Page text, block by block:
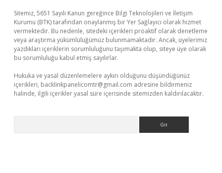
Sitemiz, 5651 Sayılı Kanun gereğince Bilgi Teknolojileri ve İletişim
Kurumu (BTK) tarafından onaylanmış bir Yer Sağlayıcı olarak hizmet
vermektedir. Bu nedenle, sitedeki içerikleri proaktif olarak denetleme
veya araştırma yükümlülüğümüz bulunmamaktadır. Ancak, üyelerimiz
yazdıkları içeriklerin sorumluluğunu taşımakta olup, siteye üye olarak
bu sorumluluğu kabul etmiş sayılırlar.
Hukuka ve yasal düzenlemelere aykırı olduğunu düşündüğünüz
içerikleri, backlinkpanelicomtr@gmail.com adresine bildirmeniz
halinde, ilgili içerikler yasal süre içerisinde sitemizden kaldırılacaktır.